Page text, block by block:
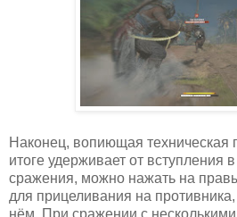
Наконец, вопиющая техническая
итоге удерживает от вступления
сражения, можно нажать на
для прицеливания на
нём. При сражении с